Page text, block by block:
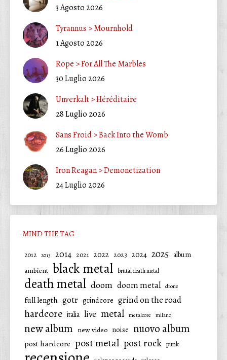
3 Agosto 2026
Tyrannus > Mournhold
1 Agosto 2026
Rope > For All The Marbles
30 Luglio 2026
Unverkalt > Héréditaire
28 Luglio 2026
Sans Froid > Back Into the Womb
26 Luglio 2026
Iron Reagan > Demonetization
24 Luglio 2026
MIND THE TAG
2012 2013 2014 2021 2022 2023 2024 2025 album
ambient black metal brutal death metal
death metal doom doom metal drone
full length gotr grindcore grind on the road
hardcore italia live metal metalcore milano
new album new video noise nuovo album
post hardcore post metal post rock punk